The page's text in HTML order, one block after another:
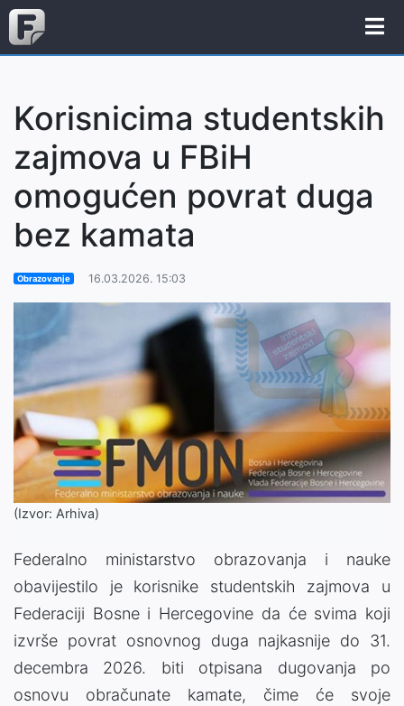
Korisnicima studentskih
zajmova u FBiH
omogućen povrat duga
bez kamata
Obrazovanje 16.03.2026. 15:03
(Izvor: Arhiva)
Federalno ministarstvo obrazovanja i nauke
obavijestilo je korisnike studentskih zajmova u
Federaciji Bosne i Hercegovine da će svima koji
izvrše povrat osnovnog duga najkasnije do 31.
decembra 2026. biti otpisana dugovanja po
osnovu obračunate kamate, čime će svoje